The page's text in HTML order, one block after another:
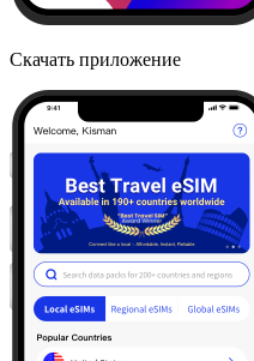
Скачать приложение